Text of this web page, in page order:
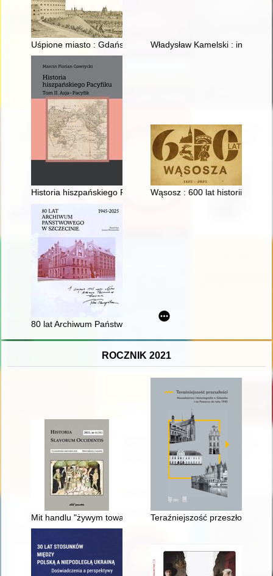
Uśpione miasto : Gdańsk i jego architektura w latach 1793-
Władysław Kamelski :
Historia hiszpańskiego Pacyfiku. T. 2,Wąsosz : 600 lat historii
80 lat Archiwum Państwowego w Szczecinie 1945-2025
ROCZNIK 2021
Mit handlu "żywym towarem" : przyczynek do dziejów relacji
Teraźniejszość przeszłości :